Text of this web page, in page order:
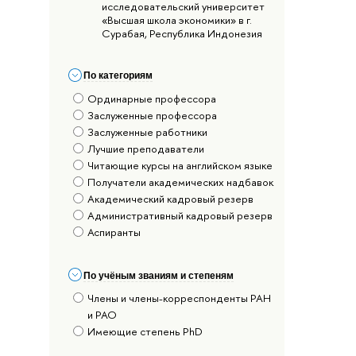
исследовательский университет
«Высшая школа экономики» в г.
Сурабая, Республика Индонезия
По категориям
Ординарные профессора
Заслуженные профессора
Заслуженные работники
Лучшие преподаватели
Читающие курсы на английском языке
Получатели академических надбавок
Академический кадровый резерв
Административный кадровый резерв
Аспиранты
По учёным званиям и степеням
Члены и члены-корреспонденты РАН
и РАО
Имеющие степень PhD